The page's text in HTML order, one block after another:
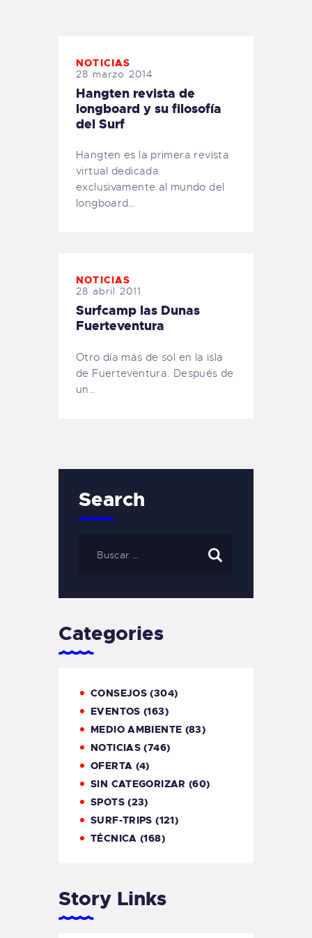
NOTICIAS
28 marzo 2014
Hangten revista de
longboard y su filosofía
del Surf
Hangten es la primera revista
virtual dedicada
exclusivamente al mundo del
longboard…
NOTICIAS
28 abril 2011
Surfcamp las Dunas
Fuerteventura
Otro día más de sol en la isla
de Fuerteventura. Después de
un…
Search
Categories
CONSEJOS (304)
EVENTOS (163)
MEDIO AMBIENTE (83)
NOTICIAS (746)
OFERTA (4)
SIN CATEGORIZAR (60)
SPOTS(23)
SURF-TRIPS (121)
TÉCNICA (168)
Story Links